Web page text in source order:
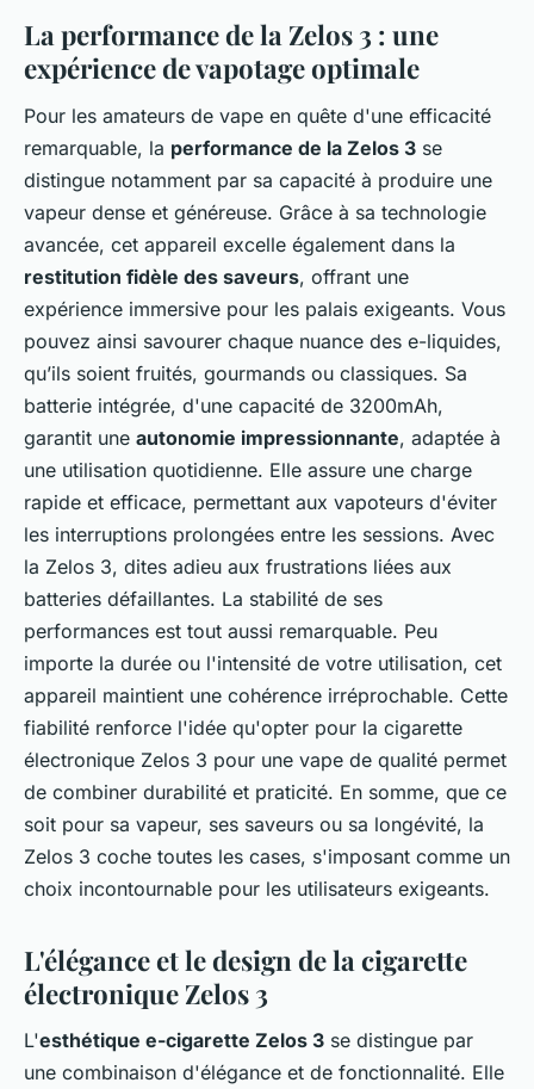
La performance de la Zelos 3 : une
expérience de vapotage optimale
Pour les amateurs de vape en quête d'une efficacité
remarquable, la performance de la Zelos 3 se
distingue notamment par sa capacité à produire une
vapeur dense et généreuse. Grâce à sa technologie
avancée, cet appareil excelle également dans la
restitution fidèle des saveurs, offrant une
expérience immersive pour les palais exigeants. Vous
pouvez ainsi savourer chaque nuance des e-liquides,
qu’ils soient fruités, gourmands ou classiques. Sa
batterie intégrée, d'une capacité de 3200mAh,
garantit une autonomie impressionnante, adaptée à
une utilisation quotidienne. Elle assure une charge
rapide et efficace, permettant aux vapoteurs d'éviter
les interruptions prolongées entre les sessions. Avec
la Zelos 3, dites adieu aux frustrations liées aux
batteries défaillantes. La stabilité de ses
performances est tout aussi remarquable. Peu
importe la durée ou l'intensité de votre utilisation, cet
appareil maintient une cohérence irréprochable. Cette
fiabilité renforce l'idée qu'opter pour la cigarette
électronique Zelos 3 pour une vape de qualité permet
de combiner durabilité et praticité. En somme, que ce
soit pour sa vapeur, ses saveurs ou sa longévité, la
Zelos 3 coche toutes les cases, s'imposant comme un
choix incontournable pour les utilisateurs exigeants.
L'élégance et le design de la cigarette
électronique Zelos 3
L'esthétique e-cigarette Zelos 3 se distingue par
une combinaison d'élégance et de fonctionnalité. Elle